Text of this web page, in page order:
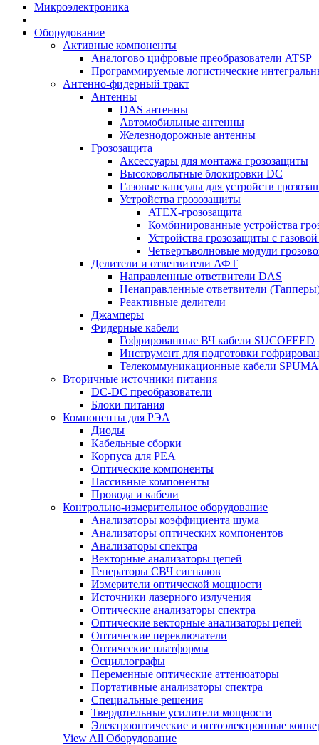
Микроэлектроника
Оборудование
Активные компоненты
Аналогово цифровые преобразователи ATSP
Программируемые логистические
Антенно-фидерный тракт
Антенны
DAS антенны
Автомобильные антенны
Железнодорожные антенны
Грозозащита
Аксессуары для монтажа грозозащиты
Высоковольтные блокировки DC
Газовые капсулы для устройств
Устройства грозозащиты
ATEX-грозозащита
Комбинированные устройства
Устройства грозозащиты с
Четвертьволновые модули
Делители и ответвители АФТ
Направленные ответвители DAS
Ненаправленные ответвители
Реактивные делители
Джамперы
Фидерные кабели
Гофрированные ВЧ кабели SUCOFEED
Инструмент для подготовки
Телекоммуникационные кабели SPUMA
Вторичные источники питания
DC-DC преобразователи
Блоки питания
Компоненты для РЭА
Диоды
Кабельные сборки
Корпуса для РЕА
Оптические компоненты
Пассивные компоненты
Провода и кабели
Контрольно-измерительное оборудование
Анализаторы коэффициента шума
Анализаторы оптических компонентов
Анализаторы спектра
Векторные анализаторы цепей
Генераторы СВЧ сигналов
Измерители оптической мощности
Источники лазерного излучения
Оптические анализаторы спектра
Оптические векторные анализаторы цепей
Оптические переключатели
Оптические платформы
Осциллографы
Переменные оптические аттенюаторы
Портативные анализаторы спектра
Специальные решения
Твердотельные усилители мощности
Электрооптические и оптоэлектронные
View All Оборудование